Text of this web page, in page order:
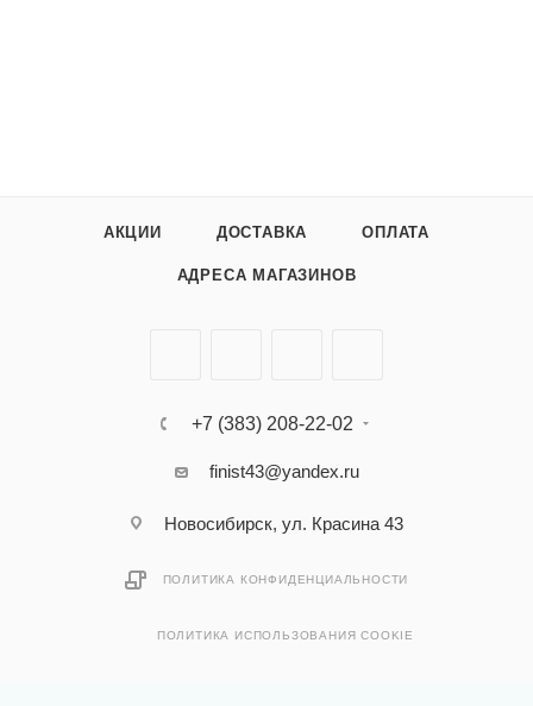
АКЦИИ ДОСТАВКА ОПЛАТА
АДРЕСА МАГАЗИНОВ
+7 (383) 208-22-02
finist43@yandex.ru
Новосибирск, ул. Красина 43
ПОЛИТИКА КОНФИДЕНЦИАЛЬНОСТИ
ПОЛИТИКА ИСПОЛЬЗОВАНИЯ COOKIE